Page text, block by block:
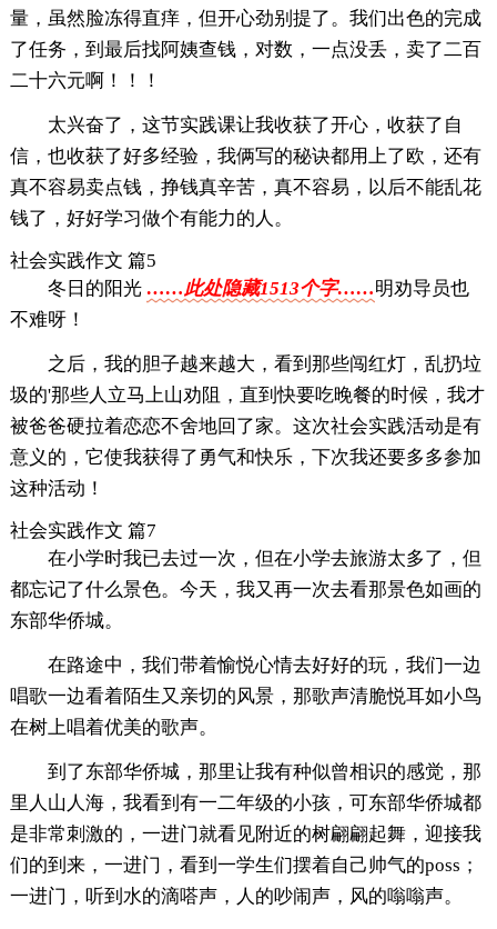
量，虽然脸冻得直痒，但开心劲别提了。我们出色的完成
了任务，到最后找阿姨查钱，对数，一点没丢，卖了二百
二十六元啊！！！
太兴奋了，这节实践课让我收获了开心，收获了自
信，也收获了好多经验，我俩写的秘诀都用上了欧，还有
真不容易卖点钱，挣钱真辛苦，真不容易，以后不能乱花
钱了，好好学习做个有能力的人。
社会实践作文 篇5
冬日的阳光 ……此处隐藏1513个字……明劝导员也
不难呀！
之后，我的胆子越来越大，看到那些闯红灯，乱扔垃
圾的'那些人立马上山劝阻，直到快要吃晚餐的时候，我才
被爸爸硬拉着恋恋不舍地回了家。这次社会实践活动是有
意义的，它使我获得了勇气和快乐，下次我还要多多参加
这种活动！
社会实践作文 篇7
在小学时我已去过一次，但在小学去旅游太多了，但
都忘记了什么景色。今天，我又再一次去看那景色如画的
东部华侨城。
在路途中，我们带着愉悦心情去好好的玩，我们一边
唱歌一边看着陌生又亲切的风景，那歌声清脆悦耳如小鸟
在树上唱着优美的歌声。
到了东部华侨城，那里让我有种似曾相识的感觉，那
里人山人海，我看到有一二年级的小孩，可东部华侨城都
是非常刺激的，一进门就看见附近的树翩翩起舞，迎接我
们的到来，一进门，看到一学生们摆着自己帅气的poss；
一进门，听到水的滴嗒声，人的吵闹声，风的嗡嗡声。